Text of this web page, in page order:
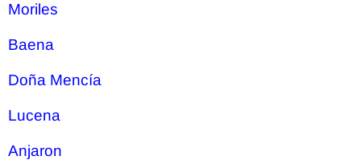
Moriles
Baena
Doña Mencía
Lucena
Anjaron